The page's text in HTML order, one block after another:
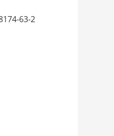
63-2